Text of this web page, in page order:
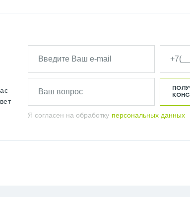
Я согласен на обработку персональных данных